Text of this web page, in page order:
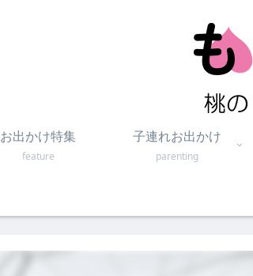
お出かけ特集
feature
子連れお出かけ
parenting